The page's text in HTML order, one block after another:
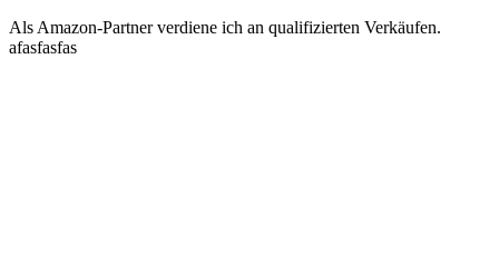
Als Amazon-Partner verdiene ich an qualifizierten Verkäufen.
afasfasfas